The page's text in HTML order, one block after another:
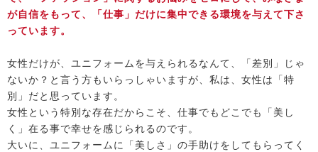
が自信をもって、「仕事」だけに集中できる環境を与えて下さ
っています。
女性だけが、ユニフォームを与えられるなんて、「差別」じゃ
ないか？と言う方もいらっしゃいますが、私は、女性は「特
別」だと思っています。
女性という特別な存在だからこそ、仕事でもどこでも「美し
く」在る事で幸せを感じられるのです。
大いに、ユニフォームに「美しさ」の手助けをしてもらってく